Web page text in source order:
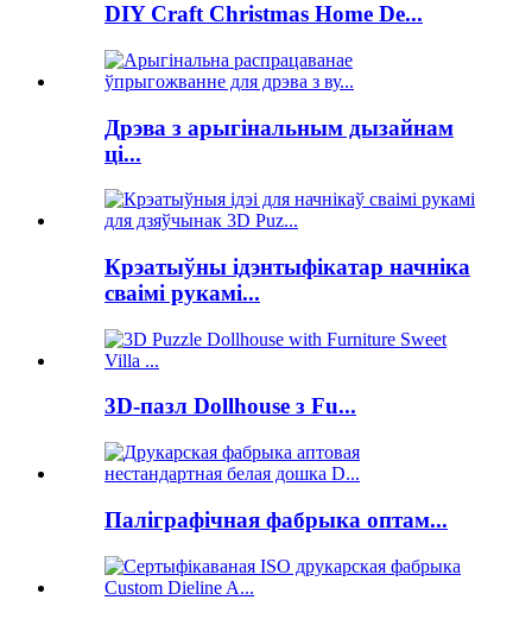
DIY Craft Christmas Home De...
Дрэва з арыгінальным дызайнам
ці...
Крэатыўны ідэнтыфікатар начніка
сваімі рукамі...
3D-пазл Dollhouse з Fu...
Паліграфічная фабрыка оптам...